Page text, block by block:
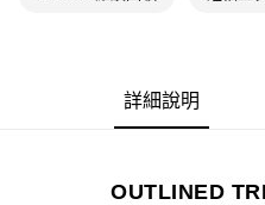
每筆NT$80，滿NT$1,500(含以上)
詳細說明
OUTLINED